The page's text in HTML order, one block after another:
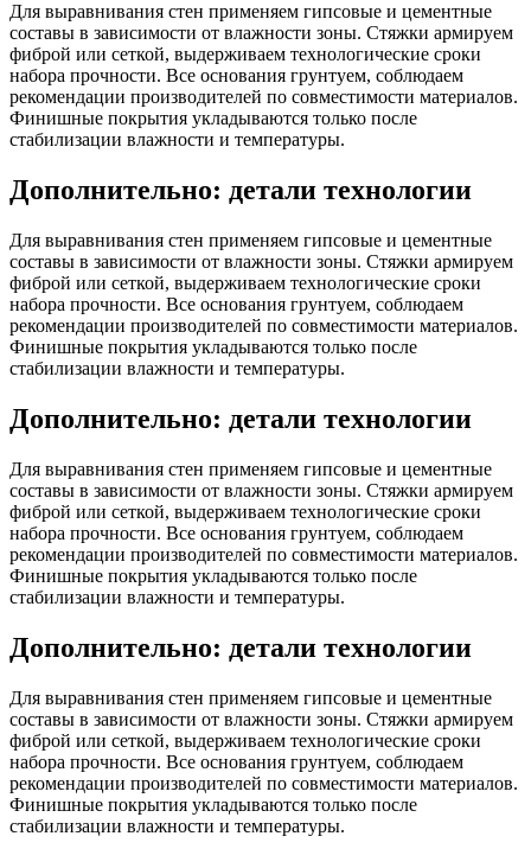
Для выравнивания стен применяем гипсовые и цементные
составы в зависимости от влажности зоны. Стяжки армируем
фиброй или сеткой, выдерживаем технологические сроки
набора прочности. Все основания грунтуем, соблюдаем
рекомендации производителей по совместимости материалов.
Финишные покрытия укладываются только после
стабилизации влажности и температуры.
Дополнительно: детали технологии
Для выравнивания стен применяем гипсовые и цементные
составы в зависимости от влажности зоны. Стяжки армируем
фиброй или сеткой, выдерживаем технологические сроки
набора прочности. Все основания грунтуем, соблюдаем
рекомендации производителей по совместимости материалов.
Финишные покрытия укладываются только после
стабилизации влажности и температуры.
Дополнительно: детали технологии
Для выравнивания стен применяем гипсовые и цементные
составы в зависимости от влажности зоны. Стяжки армируем
фиброй или сеткой, выдерживаем технологические сроки
набора прочности. Все основания грунтуем, соблюдаем
рекомендации производителей по совместимости материалов.
Финишные покрытия укладываются только после
стабилизации влажности и температуры.
Дополнительно: детали технологии
Для выравнивания стен применяем гипсовые и цементные
составы в зависимости от влажности зоны. Стяжки армируем
фиброй или сеткой, выдерживаем технологические сроки
набора прочности. Все основания грунтуем, соблюдаем
рекомендации производителей по совместимости материалов.
Финишные покрытия укладываются только после
стабилизации влажности и температуры.